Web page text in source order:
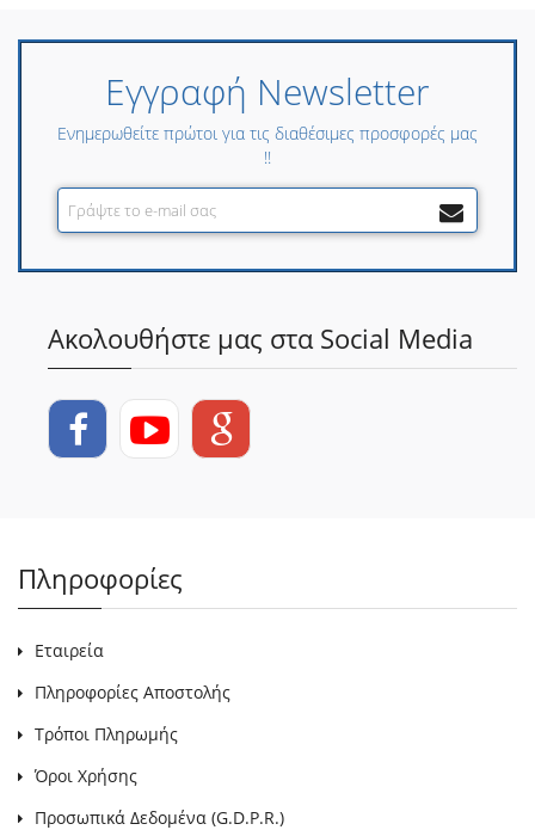
Εγγραφή Newsletter
Ενημερωθείτε πρώτοι για τις διαθέσιμες προσφορές μας
!!
Ακολουθήστε μας στα Social Media
Πληροφορίες
Εταιρεία
Πληροφορίες Αποστολής
Τρόποι Πληρωμής
Όροι Χρήσης
Προσωπικά Δεδομένα (G.D.P.R.)